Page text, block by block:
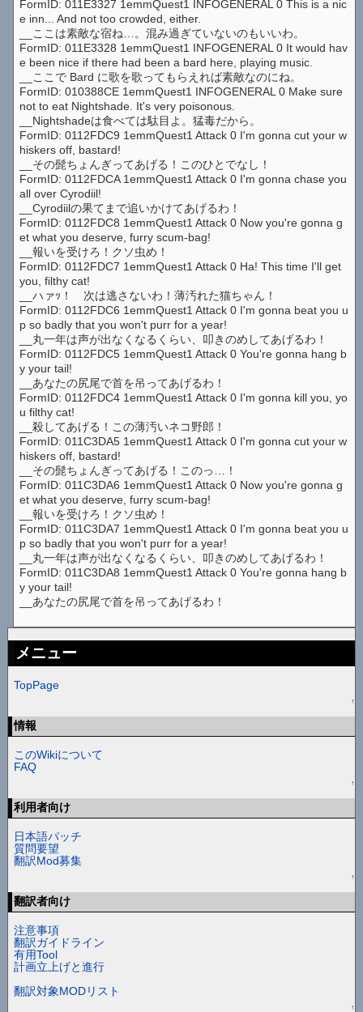
FormID: 011E3327 1emmQuest1 INFOGENERAL 0 This is a nic
e inn... And not too crowded, either.
__ここは素敵な宿ね…。混み過ぎていないのもいいわ。
FormID: 011E3328 1emmQuest1 INFOGENERAL 0 It would hav
e been nice if there had been a bard here, playing music.
__ここで Bard に歌を歌ってもらえれば素敵なのにね。
FormID: 010388CE 1emmQuest1 INFOGENERAL 0 Make sure
not to eat Nightshade. It's very poisonous.
__Nightshadeは食べては駄目よ。猛毒だから。
FormID: 0112FDC9 1emmQuest1 Attack 0 I'm gonna cut your w
hiskers off, bastard!
__その髭ちょんぎってあげる！このひとでなし！
FormID: 0112FDCA 1emmQuest1 Attack 0 I'm gonna chase you
all over Cyrodiil!
__Cyrodiilの果てまで追いかけてあげるわ！
FormID: 0112FDC8 1emmQuest1 Attack 0 Now you're gonna g
et what you deserve, furry scum-bag!
__報いを受けろ！クソ虫め！
FormID: 0112FDC7 1emmQuest1 Attack 0 Ha! This time I'll get
you, filthy cat!
__ハァｯ！ 次は逃さないわ！薄汚れた猫ちゃん！
FormID: 0112FDC6 1emmQuest1 Attack 0 I'm gonna beat you u
p so badly that you won't purr for a year!
__丸一年は声が出なくなるくらい、叩きのめしてあげるわ！
FormID: 0112FDC5 1emmQuest1 Attack 0 You're gonna hang b
y your tail!
__あなたの尻尾で首を吊ってあげるわ！
FormID: 0112FDC4 1emmQuest1 Attack 0 I'm gonna kill you, yo
u filthy cat!
__殺してあげる！この薄汚いネコ野郎！
FormID: 011C3DA5 1emmQuest1 Attack 0 I'm gonna cut your w
hiskers off, bastard!
__その髭ちょんぎってあげる！このっ…！
FormID: 011C3DA6 1emmQuest1 Attack 0 Now you're gonna g
et what you deserve, furry scum-bag!
__報いを受けろ！クソ虫め！
FormID: 011C3DA7 1emmQuest1 Attack 0 I'm gonna beat you u
p so badly that you won't purr for a year!
__丸一年は声が出なくなるくらい、叩きのめしてあげるわ！
FormID: 011C3DA8 1emmQuest1 Attack 0 You're gonna hang b
y your tail!
__あなたの尻尾で首を吊ってあげるわ！
メニュー
TopPage
↑
情報
このWikiについて
FAQ
↑
利用者向け
日本語パッチ
質問要望
翻訳Mod募集
↑
翻訳者向け
注意事項
翻訳ガイドライン
有用Tool
計画立上げと進行
翻訳対象MODリスト
↑